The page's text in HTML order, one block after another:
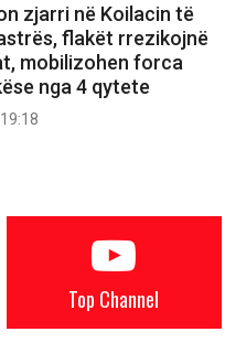
zjarri në Koilacin të
flakët rrezikojnë
mobilizohen forca
nga 4 qytete
Top Channel